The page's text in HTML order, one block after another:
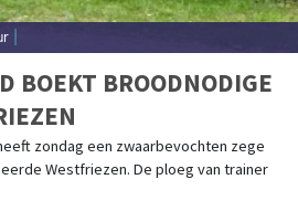
BOEKT BROODNODIGE
zondag een zwaarbevochten zege
Westfriezen. De ploeg van trainer